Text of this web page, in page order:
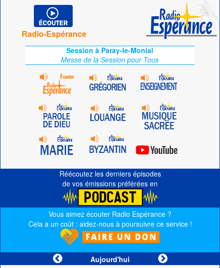
Radio-Espérance
Session à Paray-le-Monial
Messe de la Session pour Tous
Réécoutez les derniers épisodes
de vos émissions préférées en
Vous aimez écouter Radio Espérance ?
Cela a un coût : aidez-nous à poursuivre ce service !
Aujourd'hui